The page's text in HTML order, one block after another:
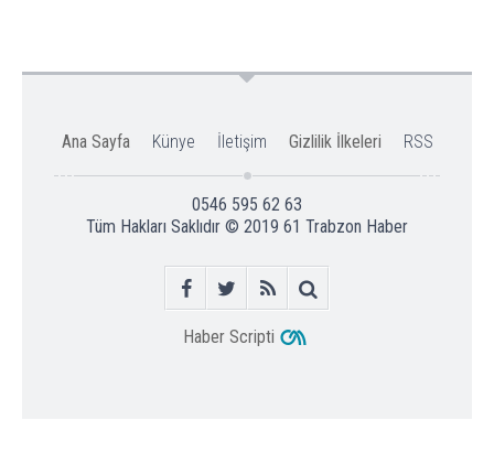
Ana Sayfa Künye İletişim Gizlilik İlkeleri RSS
0546 595 62 63
Tüm Hakları Saklıdır © 2019 61 Trabzon Haber
Haber Scripti